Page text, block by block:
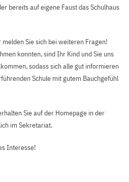
bereits auf eigene Faust das Schulhaus
Sie sich bei weiteren Fragen!
konnten, sind Ihr Kind und Sie uns
sodass sich alle gut informieren
Schule mit gutem Bauchgefühl
Sie auf der Homepage in der
im Sekretariat.
Interesse!